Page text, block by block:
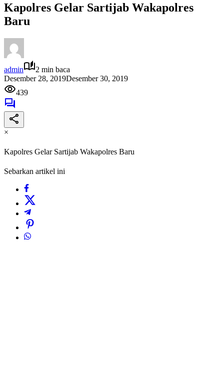
Kapolres Gelar Sartijab Wakapolres
Baru
admin
2 min baca
Desember 28, 2019Desember 30, 2019
439
×
Kapolres Gelar Sartijab Wakapolres Baru
Sebarkan artikel ini